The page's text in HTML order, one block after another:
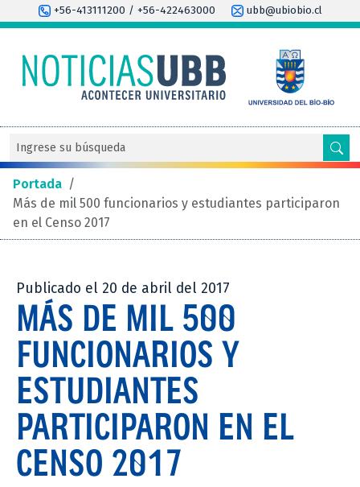
+56-413111200 / +56-422463000 ubb@ubiobio.cl
Portada /
Más de mil 500 funcionarios y estudiantes participaron
en el Censo 2017
Publicado el 20 de abril del 2017
MÁS DE MIL 500
FUNCIONARIOS Y
ESTUDIANTES
PARTICIPARON EN EL
CENSO 2017